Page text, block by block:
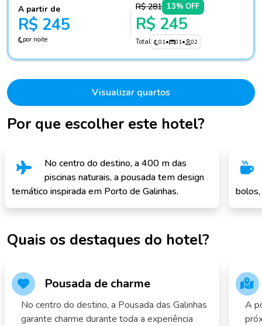
Por que escolher este hotel?
No centro do destino, a 400 m das
piscinas naturais, a pousada tem design
temático inspirada em Porto de Galinhas.
A partir de
R$ 245
por noite
R$ 281 13% OFF
R$ 245
Total 01• 01• 02
Visualizar quartos
Quais os destaques do hotel?
Pousada de charme
No centro do destino, a Pousada das Galinhas
garante charme durante toda a experiência
A